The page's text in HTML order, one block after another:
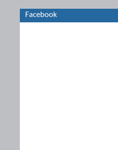
Facebook